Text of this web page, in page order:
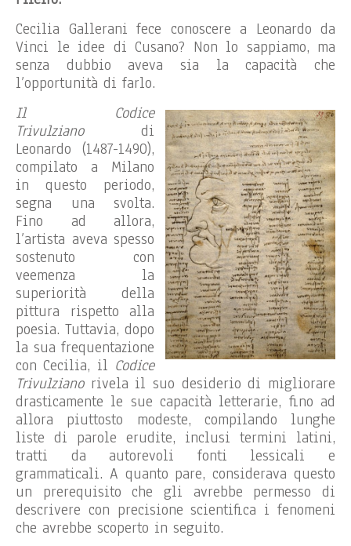
Cecilia Gallerani fece conoscere a Leonardo da
Vinci le idee di Cusano? Non lo sappiamo, ma
senza dubbio aveva sia la capacità che
l’opportunità di farlo.
Il Codice
Trivulzianodi
Leonardo (1487-1490),
compilato a Milano
in questo periodo,
segna una svolta.
Fino ad allora,
l’artista aveva spesso
sostenuto con
veemenza la
superiorità della
pittura rispetto alla
poesia. Tuttavia, dopo
la sua frequentazione
con Cecilia, il Codice
Trivulzianorivela il suo desiderio di migliorare
drasticamente le sue capacità letterarie, fino ad
allora piuttosto modeste, compilando lunghe
liste di parole erudite, inclusi termini latini,
tratti da autorevoli fonti lessicali e
grammaticali. A quanto pare, considerava questo
un prerequisito che gli avrebbe permesso di
descrivere con precisione scientifica i fenomeni
che avrebbe scoperto in seguito.